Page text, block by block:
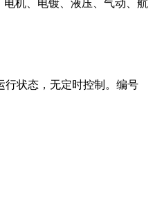
电机、电镀、液压、气动、航
行状态，无定时控制。编号